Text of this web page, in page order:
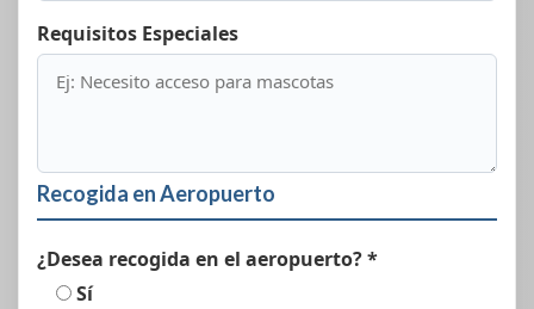
Requisitos Especiales
Recogida en Aeropuerto
¿Desea recogida en el aeropuerto? *
Sí